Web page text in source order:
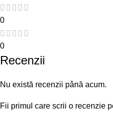
0
0
Recenzii
Nu există recenzii până acum.
Fii primul care scrii o recenzie